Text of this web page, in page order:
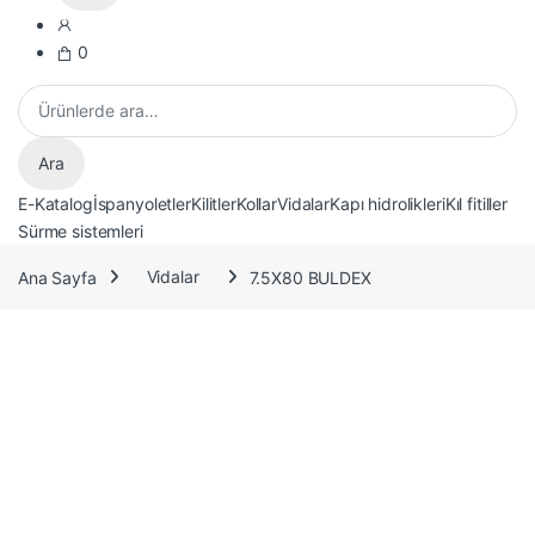
0
Ara:
Ara
E-KatalogİspanyoletlerKilitlerKollarVidalarKapı hidrolikleriKıl fitiller
Sürme sistemleri
Ana Sayfa Vidalar 7.5X80 BULDEX